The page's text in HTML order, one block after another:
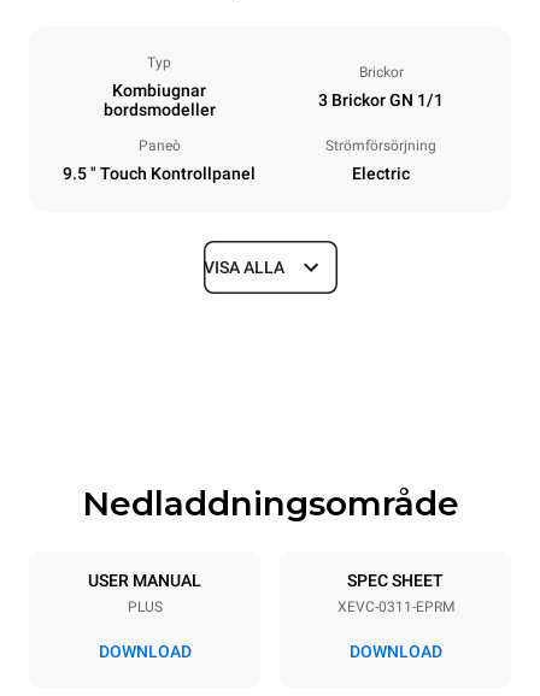
Typ
Kombiugnar
bordsmodeller
Brickor
3 Brickor GN 1/1
Paneò
9.5 " Touch Kontrollpanel
Strömförsörjning
Electric
Dimensioner
Specifikationer för brickor
3 GN 1/1
Distance between trays
VISA ALLA
Nedladdningsområde
USER MANUAL
PLUS
DOWNLOAD
SPEC SHEET
XEVC-0311-EPRM
DOWNLOAD